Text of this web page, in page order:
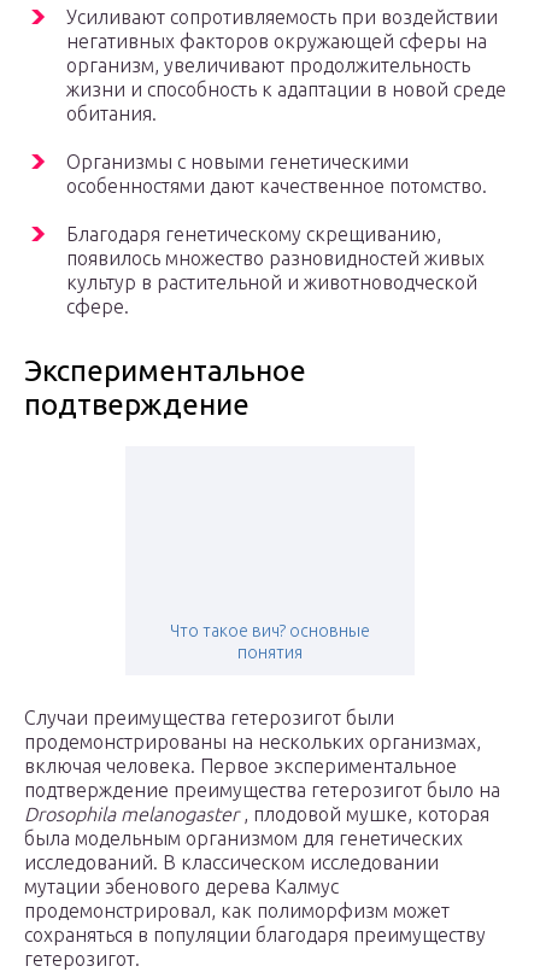
Усиливают сопротивляемость при воздействии
негативных факторов окружающей сферы на
организм, увеличивают продолжительность
жизни и способность к адаптации в новой среде
обитания.
Организмы с новыми генетическими
особенностями дают качественное потомство.
Благодаря генетическому скрещиванию,
появилось множество разновидностей живых
культур в растительной и животноводческой
сфере.
Экспериментальное
подтверждение
Что такое вич? основные
понятия
Случаи преимущества гетерозигот были
продемонстрированы на нескольких организмах,
включая человека. Первое экспериментальное
подтверждение преимущества гетерозигот было на
Drosophila melanogaster, плодовой мушке, которая
была модельным организмом для генетических
исследований. В классическом исследовании
мутации эбенового дерева Калмус
продемонстрировал, как полиморфизм может
сохраняться в популяции благодаря преимуществу
гетерозигот.